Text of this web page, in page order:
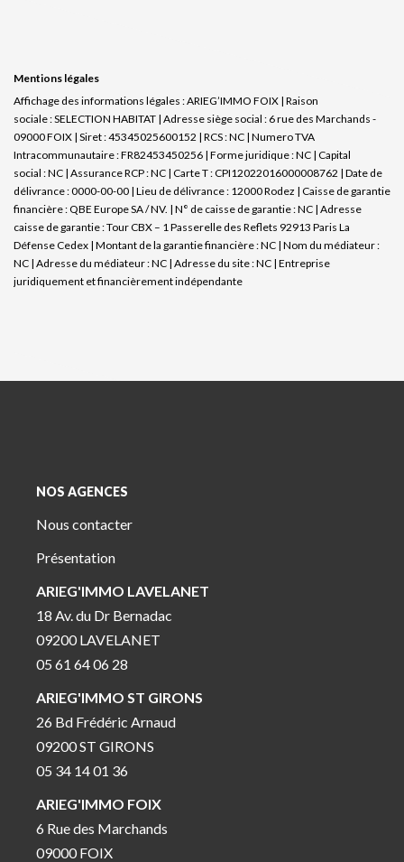
Mentions légales
Affichage des informations légales : ARIEG’IMMO FOIX | Raison
sociale : SELECTION HABITAT | Adresse siège social : 6 rue des Marchands -
09000 FOIX | Siret : 45345025600152 | RCS : NC | Numero TVA
Intracommunautaire : FR82453450256 | Forme juridique : NC | Capital
social : NC | Assurance RCP : NC | Carte T : CPI12022016000008762 | Date de
délivrance : 0000-00-00 | Lieu de délivrance : 12000 Rodez | Caisse de garantie
financière : QBE Europe SA / NV. | N° de caisse de garantie : NC | Adresse
caisse de garantie : Tour CBX – 1 Passerelle des Reflets 92913 Paris La
Défense Cedex | Montant de la garantie financière : NC | Nom du médiateur :
NC | Adresse du médiateur : NC | Adresse du site : NC | Entreprise
juridiquement et financièrement indépendante
NOS AGENCES
Nous contacter
Présentation
ARIEG'IMMO LAVELANET
18 Av. du Dr Bernadac
09200 LAVELANET
05 61 64 06 28
ARIEG'IMMO ST GIRONS
26 Bd Frédéric Arnaud
09200 ST GIRONS
05 34 14 01 36
ARIEG'IMMO FOIX
6 Rue des Marchands
09000 FOIX